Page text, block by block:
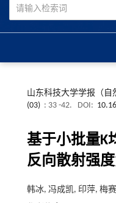
山东科技大学学报（自
(03) : 33 -42. DOI:
基于小批量K
反向散射强
韩冰, 冯成凯, 印萍, 梅